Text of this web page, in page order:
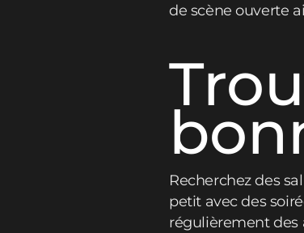
de scène ouverte
Recherchez des
petit avec des
régulièrement des